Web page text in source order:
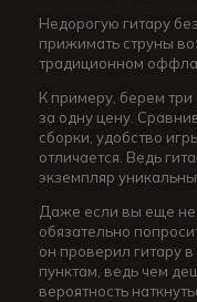
Недорогую гитару
прижимать струны
традиционном
К примеру, берем
за одну цену.
сборки, удобство
отличается. Ведь
экземпляр
Даже если вы еще не
обязательно
он проверил гитару
пунктам, ведь чем
вероятность